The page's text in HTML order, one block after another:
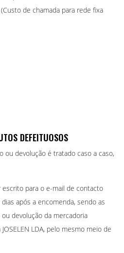
de chamada para rede fixa
DEFEITUOSOS
ou devolução é tratado caso a caso,
para o e-mail de contacto
após a encomenda, sendo as
devolução da mercadoria
LDA, pelo mesmo meio de